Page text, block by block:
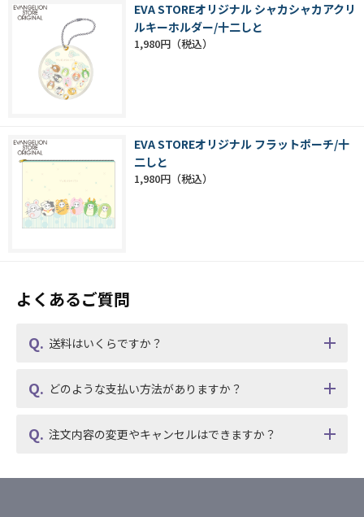
EVA STOREオリジナル シャカシャカアクリ
ルキーホルダー/十二しと
1,980円
EVA STOREオリジナル フラットポーチ/十
二しと
1,980円
よくあるご質問
送料はいくらですか？
どのような支払い方法がありますか？
注文内容の変更やキャンセルはできますか？